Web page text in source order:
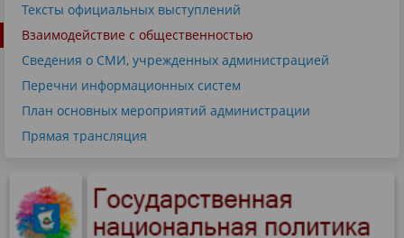
Тексты официальных выступлений
Взаимодействие с общественностью
Сведения о СМИ, учрежденных администрацией
Перечни информационных систем
План основных мероприятий администрации
Прямая трансляция